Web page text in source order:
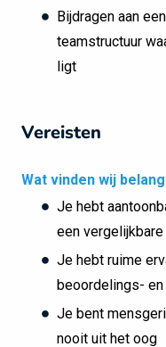
Bijdragen aan
teamstructuur
ligt
Vereisten
Wat vinden wij
Je hebt
een
Je hebt ruime
beoordelings-
Je bent
nooit uit het oog